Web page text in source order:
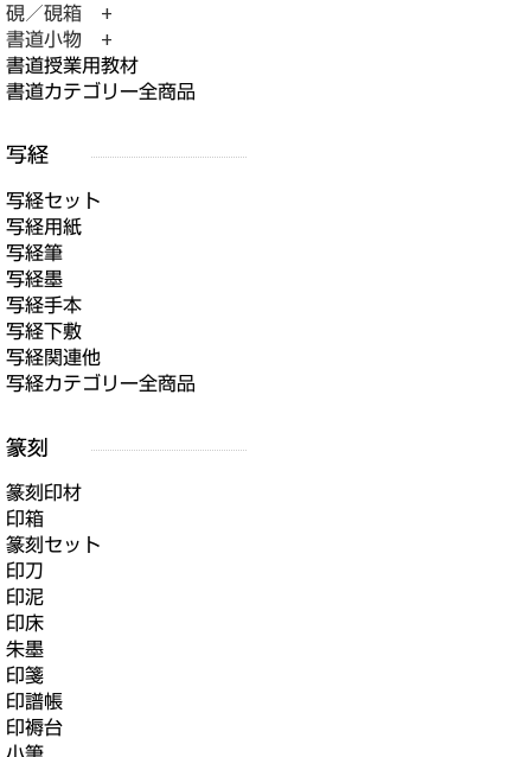
硯／硯箱 +
書道小物 +
書道授業用教材
書道カテゴリー全商品
写経セット
写経用紙
写経筆
写経墨
写経手本
写経下敷
写経関連他
写経カテゴリー全商品
篆刻印材
印箱
篆刻セット
印刀
印泥
印床
朱墨
印箋
印譜帳
印褥台